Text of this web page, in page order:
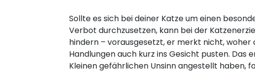
Sollte es sich bei deiner Katze um einen
Verbot durchzusetzen, kann bei der
hindern – vorausgesetzt, er merkt nicht,
Handlungen auch kurz ins Gesicht pusten.
Kleinen gefährlichen Unsinn angestellt haben,